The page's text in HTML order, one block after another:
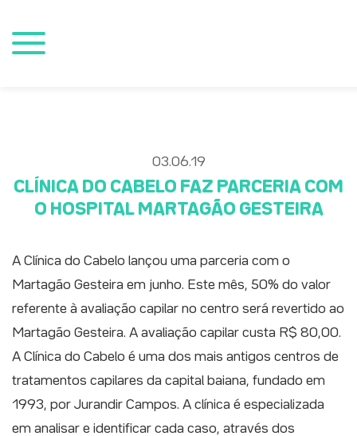
03.06.19
CLÍNICA DO CABELO FAZ PARCERIA COM
O HOSPITAL MARTAGÃO GESTEIRA
A Clínica do Cabelo lançou uma parceria com o
Martagão Gesteira em junho. Este mês, 50% do valor
referente à avaliação capilar no centro será revertido ao
Martagão Gesteira. A avaliação capilar custa R$ 80,00.
A Clínica do Cabelo é uma dos mais antigos centros de
tratamentos capilares da capital baiana, fundado em
1993, por Jurandir Campos. A clínica é especializada
em analisar e identificar cada caso, através dos